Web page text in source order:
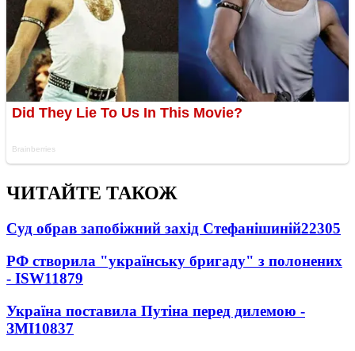
ЧИТАЙТЕ ТАКОЖ
Суд обрав запобіжний захід Стефанішиній22305
РФ створила "українську бригаду" з полонених
- ISW11879
Україна поставила Путіна перед дилемою -
ЗМІ10837